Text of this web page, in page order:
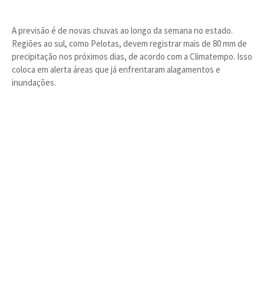
A previsão é de novas chuvas ao longo da semana no estado.
Regiões ao sul, como Pelotas, devem registrar mais de 80 mm de
precipitação nos próximos dias, de acordo com a Climatempo. Isso
coloca em alerta áreas que já enfrentaram alagamentos e
inundações.